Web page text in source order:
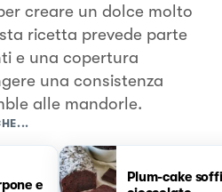
creare un dolce molto
ricetta prevede parte
e una copertura
una consistenza
alle mandorle.
e
Plum-cake